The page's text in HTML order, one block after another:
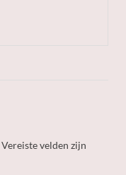
Vereiste velden zijn